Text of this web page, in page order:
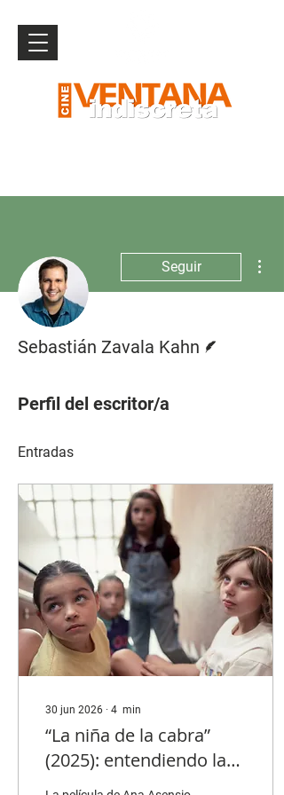
Seguir
Sebastián Zavala Kahn
Perfil del escritor/a
Entradas
30 jun 2026 ∙ 4 min
“La niña de la cabra”
(2025): entendiendo la
vida